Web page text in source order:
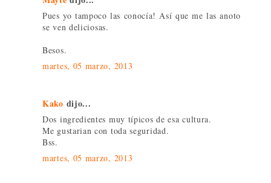
Pues yo tampoco las conocía! Así que me las anoto
se ven deliciosas.
Besos.
martes, 05 marzo, 2013
Kako dijo...
Dos ingredientes muy típicos de esa cultura.
Me gustarian con toda seguridad.
Bss.
martes, 05 marzo, 2013